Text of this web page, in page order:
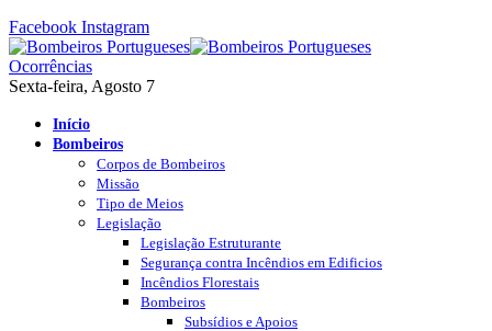
Facebook Instagram
Ocorrências
Sexta-feira, Agosto 7
Início
Bombeiros
Corpos de Bombeiros
Missão
Tipo de Meios
Legislação
Legislação Estruturante
Segurança contra Incêndios em Edificios
Incêndios Florestais
Bombeiros
Subsídios e Apoios